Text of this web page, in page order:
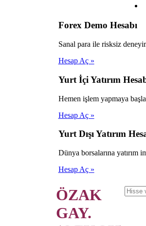
Forex Demo Hesabı
Sanal para ile risksiz
Hesap Aç »
Yurt İçi Yatırım
Hemen işlem yapmaya
Hesap Aç »
Yurt Dışı Yatırım
Dünya borsalarına yatırım
Hesap Aç »
ÖZAK
GAY.